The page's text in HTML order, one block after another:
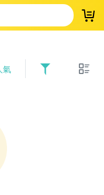
登
氣